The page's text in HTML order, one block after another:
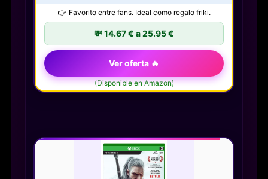
👉 Favorito entre fans. Ideal como regalo friki.
💸 14.67 € a 25.95 €
Ver oferta 🔥
(Disponible en Amazon)